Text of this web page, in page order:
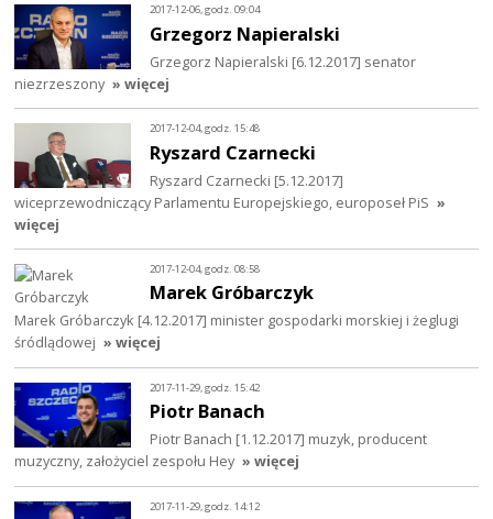
2017-12-06, godz. 09:04
Grzegorz Napieralski
Grzegorz Napieralski [6.12.2017] senator
niezrzeszony » więcej
2017-12-04, godz. 15:48
Ryszard Czarnecki
Ryszard Czarnecki [5.12.2017]
wiceprzewodniczący Parlamentu Europejskiego, europoseł PiS »
więcej
2017-12-04, godz. 08:58
Marek Gróbarczyk
Marek Gróbarczyk [4.12.2017] minister gospodarki morskiej i żeglugi
śródlądowej » więcej
2017-11-29, godz. 15:42
Piotr Banach
Piotr Banach [1.12.2017] muzyk, producent
muzyczny, założyciel zespołu Hey » więcej
2017-11-29, godz. 14:12